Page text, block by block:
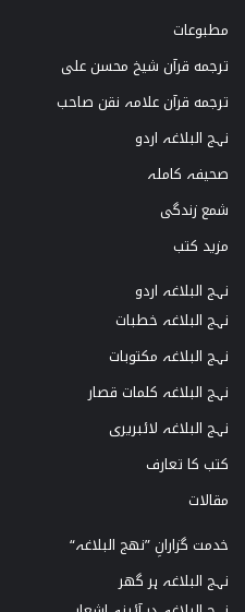
مطبوعات
ترجمه قرآن شیخ محسن علی
ترجمه قرآن علامہ نقن صاحب
نہج البلاغہ اردو
صحیفہ کاملہ
شمع زندگی
مزید کتب
نہج البلاغہ اردو
نہج البلاغہ خطبات
نہج البلاغہ مکتوبات
نہج البلاغہ کلمات قصار
نہج البلاغہ لائبریری
کتب کا تعارف
مقالات
خدمت گزارانِ ”نھج البلاغہ“
نہج البلاغہ ہر گھر